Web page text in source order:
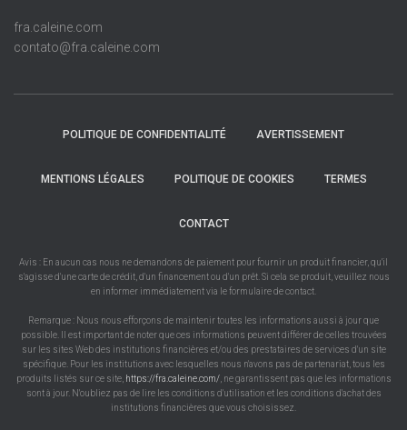
fra.caleine.com
contato@fra.caleine.com
POLITIQUE DE CONFIDENTIALITÉ AVERTISSEMENT
MENTIONS LÉGALES POLITIQUE DE COOKIES TERMES
CONTACT
Avis : En aucun cas nous ne demandons de paiement pour fournir un produit financier, qu'il
s'agisse d'une carte de crédit, d'un financement ou d'un prêt. Si cela se produit, veuillez nous
en informer immédiatement via le formulaire de contact.
Remarque : Nous nous efforçons de maintenir toutes les informations aussi à jour que
possible. Il est important de noter que ces informations peuvent différer de celles trouvées
sur les sites Web des institutions financières et/ou des prestataires de services d'un site
spécifique. Pour les institutions avec lesquelles nous n'avons pas de partenariat, tous les
produits listés sur ce site, https://fra.caleine.com/, ne garantissent pas que les informations
sont à jour. N'oubliez pas de lire les conditions d'utilisation et les conditions d'achat des
institutions financières que vous choisissez.